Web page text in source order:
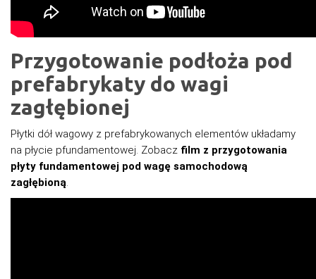
Przygotowanie podłoża pod
prefabrykaty do wagi
zagłębionej
Płytki dół wagowy z prefabrykowanych elementów układamy
na płycie pfundamentowej. Zobacz film z przygotowania
płyty fundamentowej pod wagę samochodową
zagłębioną